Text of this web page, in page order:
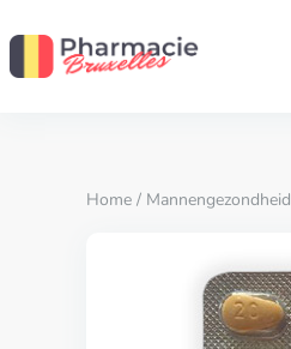
Home / Mannengezondheid